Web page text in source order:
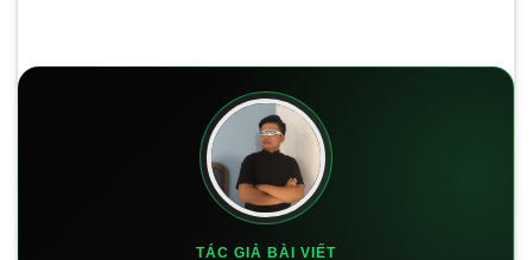
TÁC GIẢ BÀI VIẾT